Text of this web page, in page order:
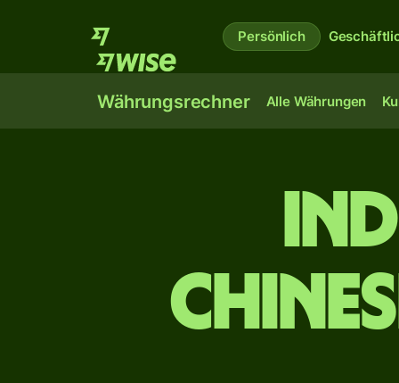
Persönlich
Währungsrechner Alle Währungen